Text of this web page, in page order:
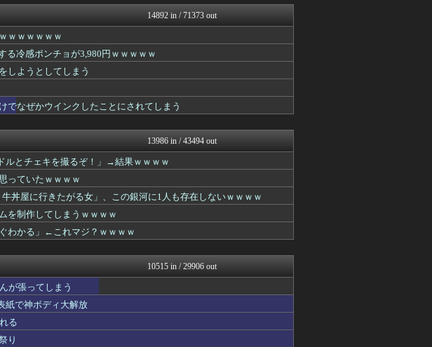
まう
VIPPER速報
GOSSIP速報
mashlife通信
坂道情報通～乃木坂46まと...
繰り返している」
うしみつ-5chまとめ-
ところが、あるトラ...
鬼女はみた -修羅場・恋愛...
筋肉速報
ｗｗｗｗｗｗ
えっ!?またここのサイト?
されてしまったのか
とりのまるやき（保守）
が面倒…このまま終...
あらまめ2ch
容力…超愛される...
WorldFootball...
前前は…ｗｗｗｗ
と報道 「Jリー...
フットボール速報
GOSSIP速報
意味深な言い方をさ...
修羅場ハザード -復讐・D...
・百田尚樹代表「...
決定 鎌田大地とチ...
ドメサカブログ
清純乙女・黒...
もきゅ速(*´ω`*)人(...
14892 in / 71373 out
ｗｗｗｗｗｗ
る冷感ポンチョが3,980円ｗｗｗｗｗ
しようとしてしまう
でなぜかウインクしたことにされてしまう
13986 in / 43494 out
ルとチェキを撮るぞ！」→結果ｗｗｗｗ
っていたｗｗｗｗ
丼屋に行きたがる女」、この銀河に1人も存在しないｗｗｗｗ
を制作してしまうｗｗｗｗ
わかる」←これマジ？ｗｗｗｗ
10515 in / 29906 out
が張ってしまう
紙で神ボディ大解放
る
り